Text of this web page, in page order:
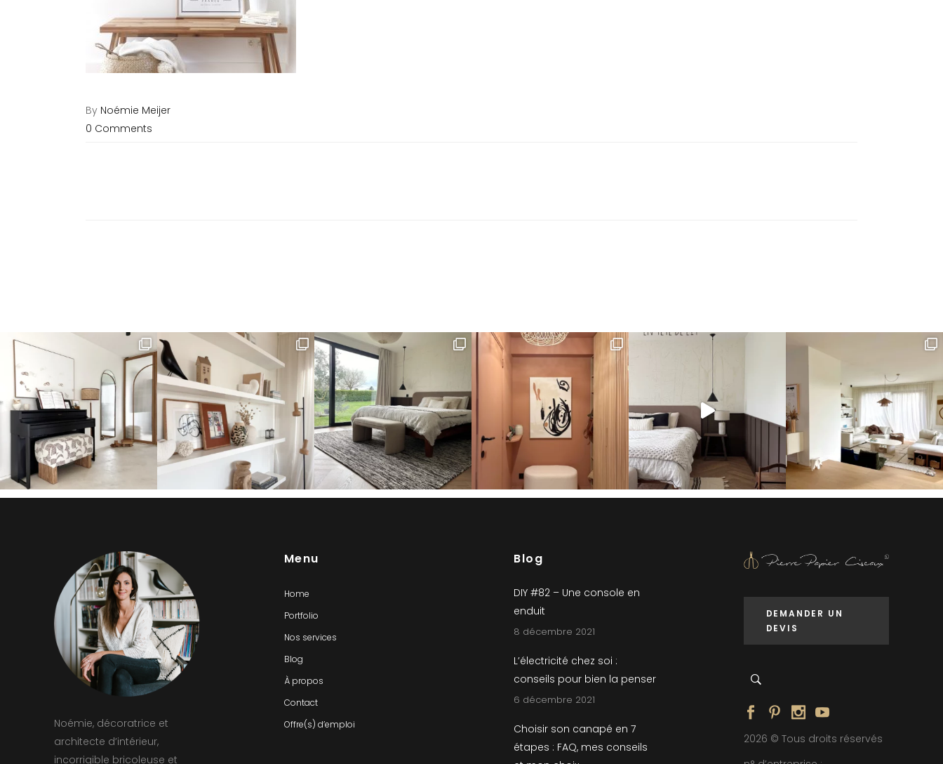
By Noémie Meijer
0 Comments
Noémie, décoratrice et
architecte d’intérieur,
incorrigible bricoleuse et
Menu
Home
Portfolio
Nos services
Blog
À propos
Contact
Offre(s) d’emploi
Blog
DIY #82 – Une console en
enduit
8 décembre 2021
L’électricité chez soi :
conseils pour bien la penser
6 décembre 2021
Choisir son canapé en 7
étapes : FAQ, mes conseils
DEMANDER UN
DEVIS
2026 © Tous droits réservés